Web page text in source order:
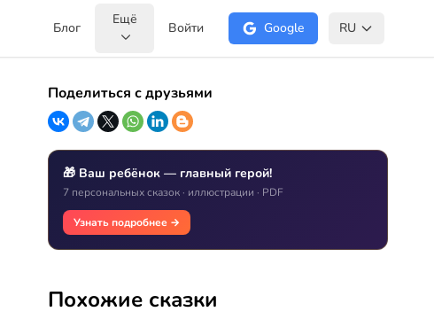
Блог
Ещё
Войти Google RU
Поделиться с друзьями
🎁 Ваш ребёнок — главный герой!
7 персональных сказок · иллюстрации · PDF
Узнать подробнее →
Похожие сказки